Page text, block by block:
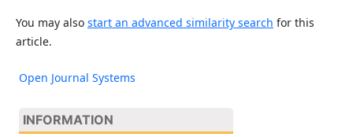
You may also start an advanced similarity search for this
article.
Open Journal Systems
INFORMATION